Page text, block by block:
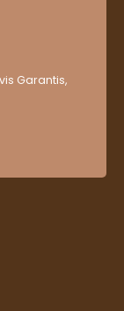
Garantis,